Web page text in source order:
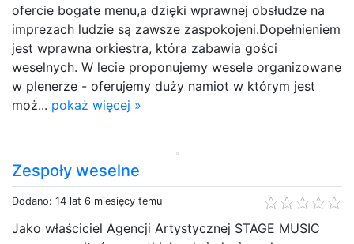
ofercie bogate menu,a dzięki wprawnej obsłudze na
imprezach ludzie są zawsze zaspokojeni.Dopełnieniem
jest wprawna orkiestra, która zabawia gości
weselnych. W lecie proponujemy wesele organizowane
w plenerze - oferujemy duży namiot w którym jest
moż... pokaż więcej »
Zespoły weselne
Dodano: 14 lat 6 miesięcy temu
Jako właściciel Agencji Artystycznej STAGE MUSIC